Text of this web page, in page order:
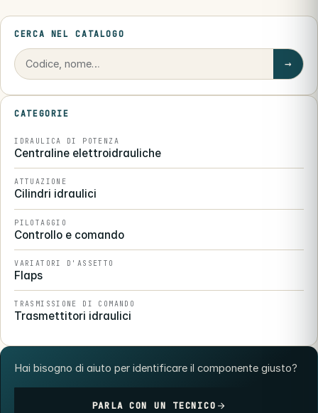
CERCA NEL CATALOGO
→
CATEGORIE
IDRAULICA DI POTENZA
Centraline elettroidrauliche
ATTUAZIONE
Cilindri idraulici
PILOTAGGIO
Controllo e comando
VARIATORI D'ASSETTO
Flaps
TRASMISSIONE DI COMANDO
Trasmettitori idraulici
Hai bisogno di aiuto per identificare il componente giusto?
PARLA CON UN TECNICO